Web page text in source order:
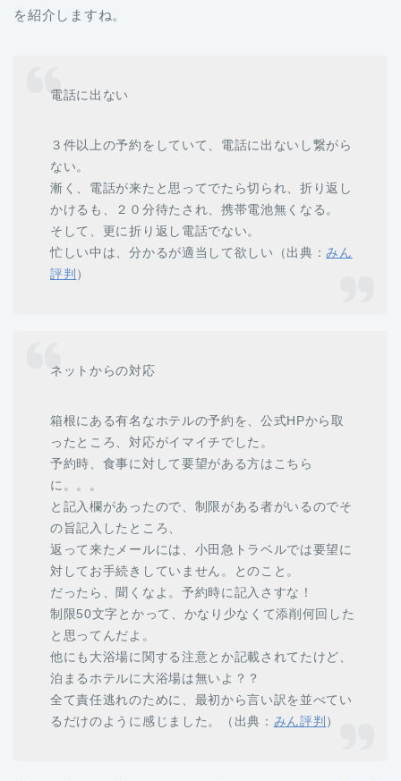
を紹介しますね。
電話に出ない
３件以上の予約をしていて、電話に出ないし繋がら
ない。
漸く、電話が来たと思ってでたら切られ、折り返し
かけるも、２０分待たされ、携帯電池無くなる。
そして、更に折り返し電話でない。
忙しい中は、分かるが適当して欲しい（出典：みん
評判 ）
ネットからの対応
箱根にある有名なホテルの予約を、公式HPから取
ったところ、対応がイマイチでした。
予約時、食事に対して要望がある方はこちら
に。。。
と記入欄があったので、制限がある者がいるのでそ
の旨記入したところ、
返って来たメールには、小田急トラベルでは要望に
対してお手続きしていません。とのこと。
だったら、聞くなよ。予約時に記入さすな！
制限50文字とかって、かなり少なくて添削何回した
と思ってんだよ。
他にも大浴場に関する注意とか記載されてたけど、
泊まるホテルに大浴場は無いよ？？
全て責任逃れのために、最初から言い訳を並べてい
るだけのように感じました。（出典： みん評判 ）